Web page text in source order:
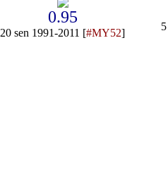
0.95
20 sen 1991-2011 [#MY52]